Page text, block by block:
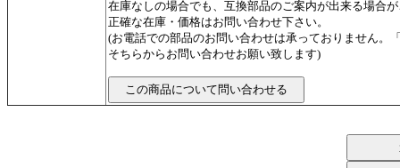
在庫なしの場合でも、互換部品のご案内が出来る場合
正確な在庫・価格はお問い合わせ下さい。
(お電話での部品のお問い合わせは承っておりません。
そちらからお問い合わせお願い致します)